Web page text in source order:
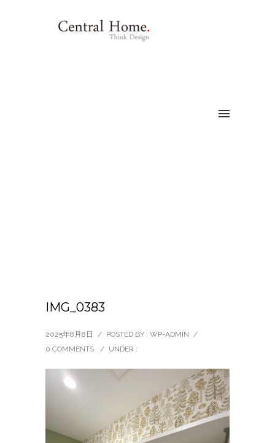
IMG_0383
2025年8月8日 / POSTED BY : WP-ADMIN /
0 COMMENTS
/ UNDER :